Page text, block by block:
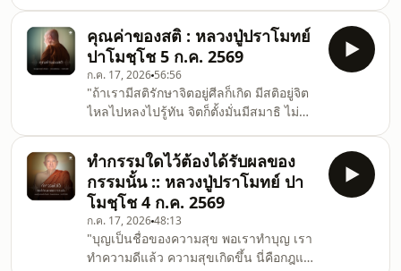
อโหสิกรรมคือกรรมที่ให้ผลส
จริงของกายของใจ ถ้าเรารู้ความจริงของ
กายของใจ ใจก็จะเบื่อหน่ายคลายความ
ยึดถือ เมื่อจิตไม่ยึดถือ จิตก็พ้นจากทุกข์ จิต
ไม่มีภาระ ท่านบอกพระอรหันต์ท่านวาง
ภาระลงแล้ว แล้วก็ไม่หยิบฉวยภาระขึ้นมา
อีก สิ่งที่เป็นภาระก็คือรูปธรรมนามธรรม
หรือขันธ์ 5 นั่นล่ะ ขันธ์ 5 เป็นภาระ พระ
อริยเจ้าคือพระอรหั
คุณค่าของสติ : หลวงปู่ปราโมทย์
ปาโมชฺโช 5 ก.ค. 2569
ก.ค. 17, 2026 56:56
"ถ้าเรามีสติรักษาจิตอยู่ศีลก็เกิด มีสติอยู่จิต
ไหลไปหลงไปรู้ทัน จิตก็ตั้งมั่นมีสมาธิ ไม่
ใจ กระทบอารมณ์ เกิดความเปลี่ยนแปลง
ในร่างกายจิตใจ มีสติรู้ทันความ
เปลี่ยนแปลงในร่างกายในจิตใจ อันนั้น
เป็นการเดินปัญญา ฉะนั้นมีสติตัวเดียวเรา
จะได้ทั้งศีล ได้ทั้งสมาธิ ได้ทั้งปัญญา เมื่อ
ทำให้มากเจริญให้มาก ก็จะเกิดวิมุตติ เกิด
อริยมรรค เกิดอริยผลขึ้น ถ้าทำให้มากเจริญ
ทำกรรมใดไว้ต้องได้รับผลของ
กรรมนั้น :: หลวงปู่ปราโมทย์ ปา
โมชฺโช 4 ก.ค. 2569
ก.ค. 17, 202648:13
"บุญเป็นชื่อของความสุข พอเราทำบุญ เรา
ทำความดีแล้ว ความสุขเกิดขึ้น นี่คือกฎแห่ง